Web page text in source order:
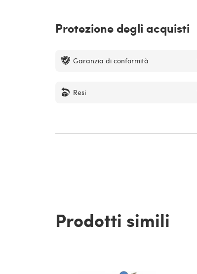
Protezione degli acquisti
Garanzia di conformità
Resi
Prodotti simili